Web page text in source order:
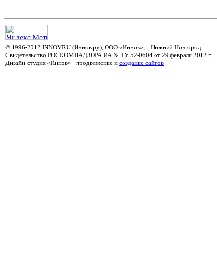
© 1996-2012 INNOV.RU (Иннов.ру), ООО «Иннов», г. Нижний Новгород
Свидетельство РОСКОМНАДЗОРА ИА № ТУ 52-0604 от 29 февраля 2012 г.
Дизайн-студия «Иннов» - продвижение и cоздание сайтов